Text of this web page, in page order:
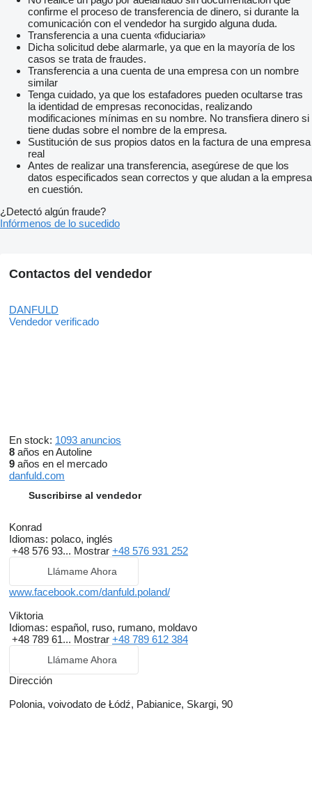
confirme el proceso de transferencia de dinero, si durante la
comunicación con el vendedor ha surgido alguna duda.
Transferencia a una cuenta «fiduciaria»
Dicha solicitud debe alarmarle, ya que en la mayoría de los
casos se trata de fraudes.
Transferencia a una cuenta de una empresa con un nombre
similar
Tenga cuidado, ya que los estafadores pueden ocultarse tras
la identidad de empresas reconocidas, realizando
modificaciones mínimas en su nombre. No transfiera dinero si
tiene dudas sobre el nombre de la empresa.
Sustitución de sus propios datos en la factura de una empresa
real
Antes de realizar una transferencia, asegúrese de que los
datos especificados sean correctos y que aludan a la empresa
en cuestión.
¿Detectó algún fraude?
Infórmenos de lo sucedido
Contactos del vendedor
DANFULD
Vendedor verificado
En stock: 1093 anuncios
8 años en Autoline
9 años en el mercado
danfuld.com
Suscribirse al vendedor
Konrad
Idiomas: polaco, inglés
+48 576 93... Mostrar +48 576 931 252
Llámame Ahora
www.facebook.com/danfuld.poland/
Viktoria
Idiomas: español, ruso, rumano, moldavo
+48 789 61... Mostrar +48 789 612 384
Llámame Ahora
Dirección
Polonia, voivodato de Łódź, Pabianice, Skargi, 90